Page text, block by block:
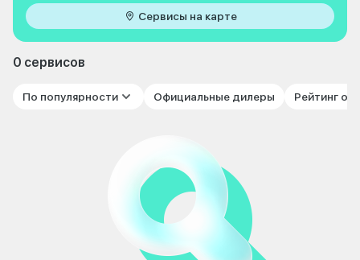
Сервисы на карте
0 сервисов
По популярности Официальные дилеры Рейтинг